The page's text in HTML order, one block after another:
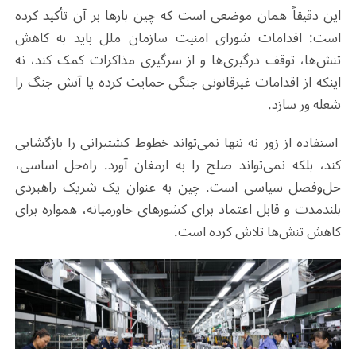
این دقیقاً همان موضعی است که چین بارها بر آن تأکید کرده
است: اقدامات شورای امنیت سازمان ملل باید به کاهش
تنش‌ها، توقف درگیری‌ها و از سرگیری مذاکرات کمک کند، نه
اینکه از اقدامات غیرقانونی جنگی حمایت کرده یا آتش جنگ را
شعله‌ ور سازد.
استفاده از زور نه تنها نمی‌تواند خطوط کشتیرانی را بازگشایی
کند، بلکه نمی‌تواند صلح را به ارمغان آورد. راه‌حل اساسی،
حل‌وفصل سیاسی است. چین به عنوان یک شریک راهبردی
بلندمدت و قابل اعتماد برای کشورهای خاورمیانه، همواره برای
کاهش تنش‌ها تلاش کرده است.